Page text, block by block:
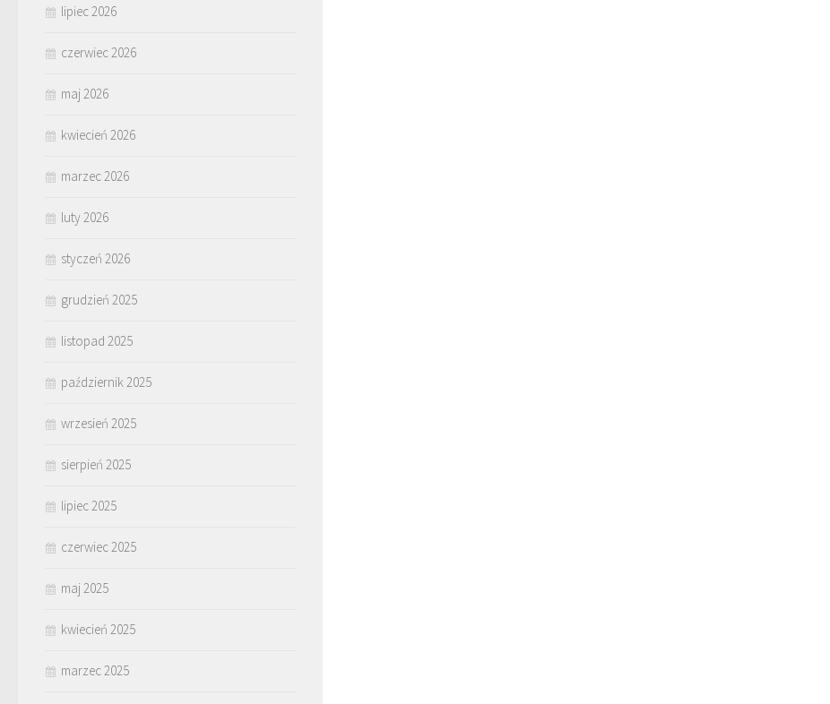
lipiec 2026
czerwiec 2026
maj 2026
kwiecień 2026
marzec 2026
luty 2026
styczeń 2026
grudzień 2025
listopad 2025
październik 2025
wrzesień 2025
sierpień 2025
lipiec 2025
czerwiec 2025
maj 2025
kwiecień 2025
marzec 2025